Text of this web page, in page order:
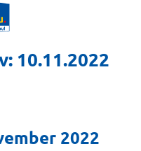
10.11.2022
2022